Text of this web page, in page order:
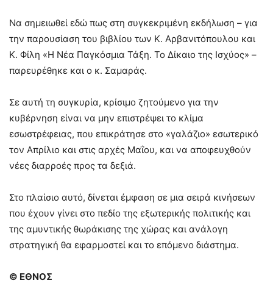
Να σημειωθεί εδώ πως στη συγκεκριμένη εκδήλωση – για
την παρουσίαση του βιβλίου των Κ. Αρβανιτόπουλου και
K. Φίλη «Η Νέα Παγκόσμια Τάξη. Το Δίκαιο της Ισχύος» –
παρευρέθηκε και ο κ. Σαμαράς.
Σε αυτή τη συγκυρία, κρίσιμο ζητούμενο για την
κυβέρνηση είναι να μην επιστρέψει το κλίμα
εσωστρέφειας, που επικράτησε στο «γαλάζιο» εσωτερικό
τον Απρίλιο και στις αρχές Μαΐου, και να αποφευχθούν
νέες διαρροές προς τα δεξιά.
Στο πλαίσιο αυτό, δίνεται έμφαση σε μια σειρά κινήσεων
που έχουν γίνει στο πεδίο της εξωτερικής πολιτικής και
της αμυντικής θωράκισης της χώρας και ανάλογη
στρατηγική θα εφαρμοστεί και το επόμενο διάστημα.
© ΕΘΝΟΣ